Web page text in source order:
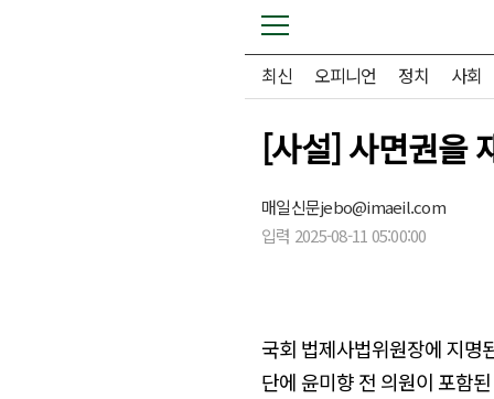
최신 오피니언 정치 사회
[사설] 사면권을
매일신문jebo@imaeil.com
입력 2025-08-11 05:00:00
국회 법제사법위원장에 지명
단에 윤미향 전 의원이 포함